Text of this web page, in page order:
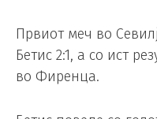
Првиот меч во
Бетис 2:1, а со ист
во Фиренца.